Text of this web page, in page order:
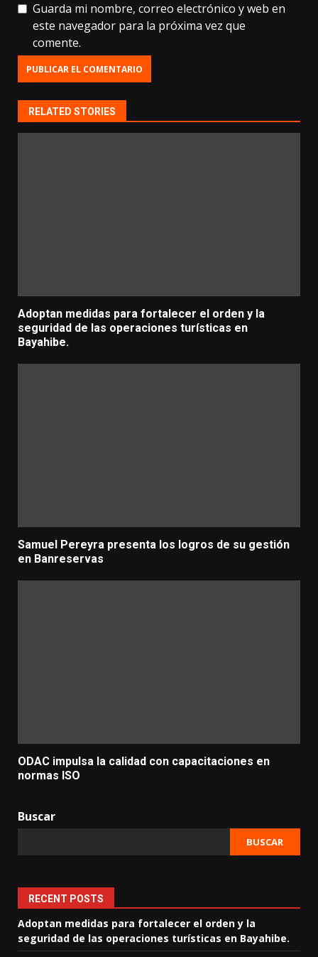
Guarda mi nombre, correo electrónico y web en
este navegador para la próxima vez que
comente.
RELATED STORIES
Adoptan medidas para fortalecer el orden y la
seguridad de las operaciones turísticas en
Bayahibe.
Samuel Pereyra presenta los logros de su gestión
en Banreservas
ODAC impulsa la calidad con capacitaciones en
normas ISO
Buscar
BUSCAR
RECENT POSTS
Adoptan medidas para fortalecer el orden y la
seguridad de las operaciones turísticas en Bayahibe.